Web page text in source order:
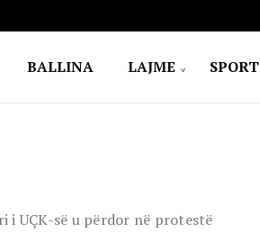
BALLINA LAJME SPORT
i UÇK-së u përdor në protestë